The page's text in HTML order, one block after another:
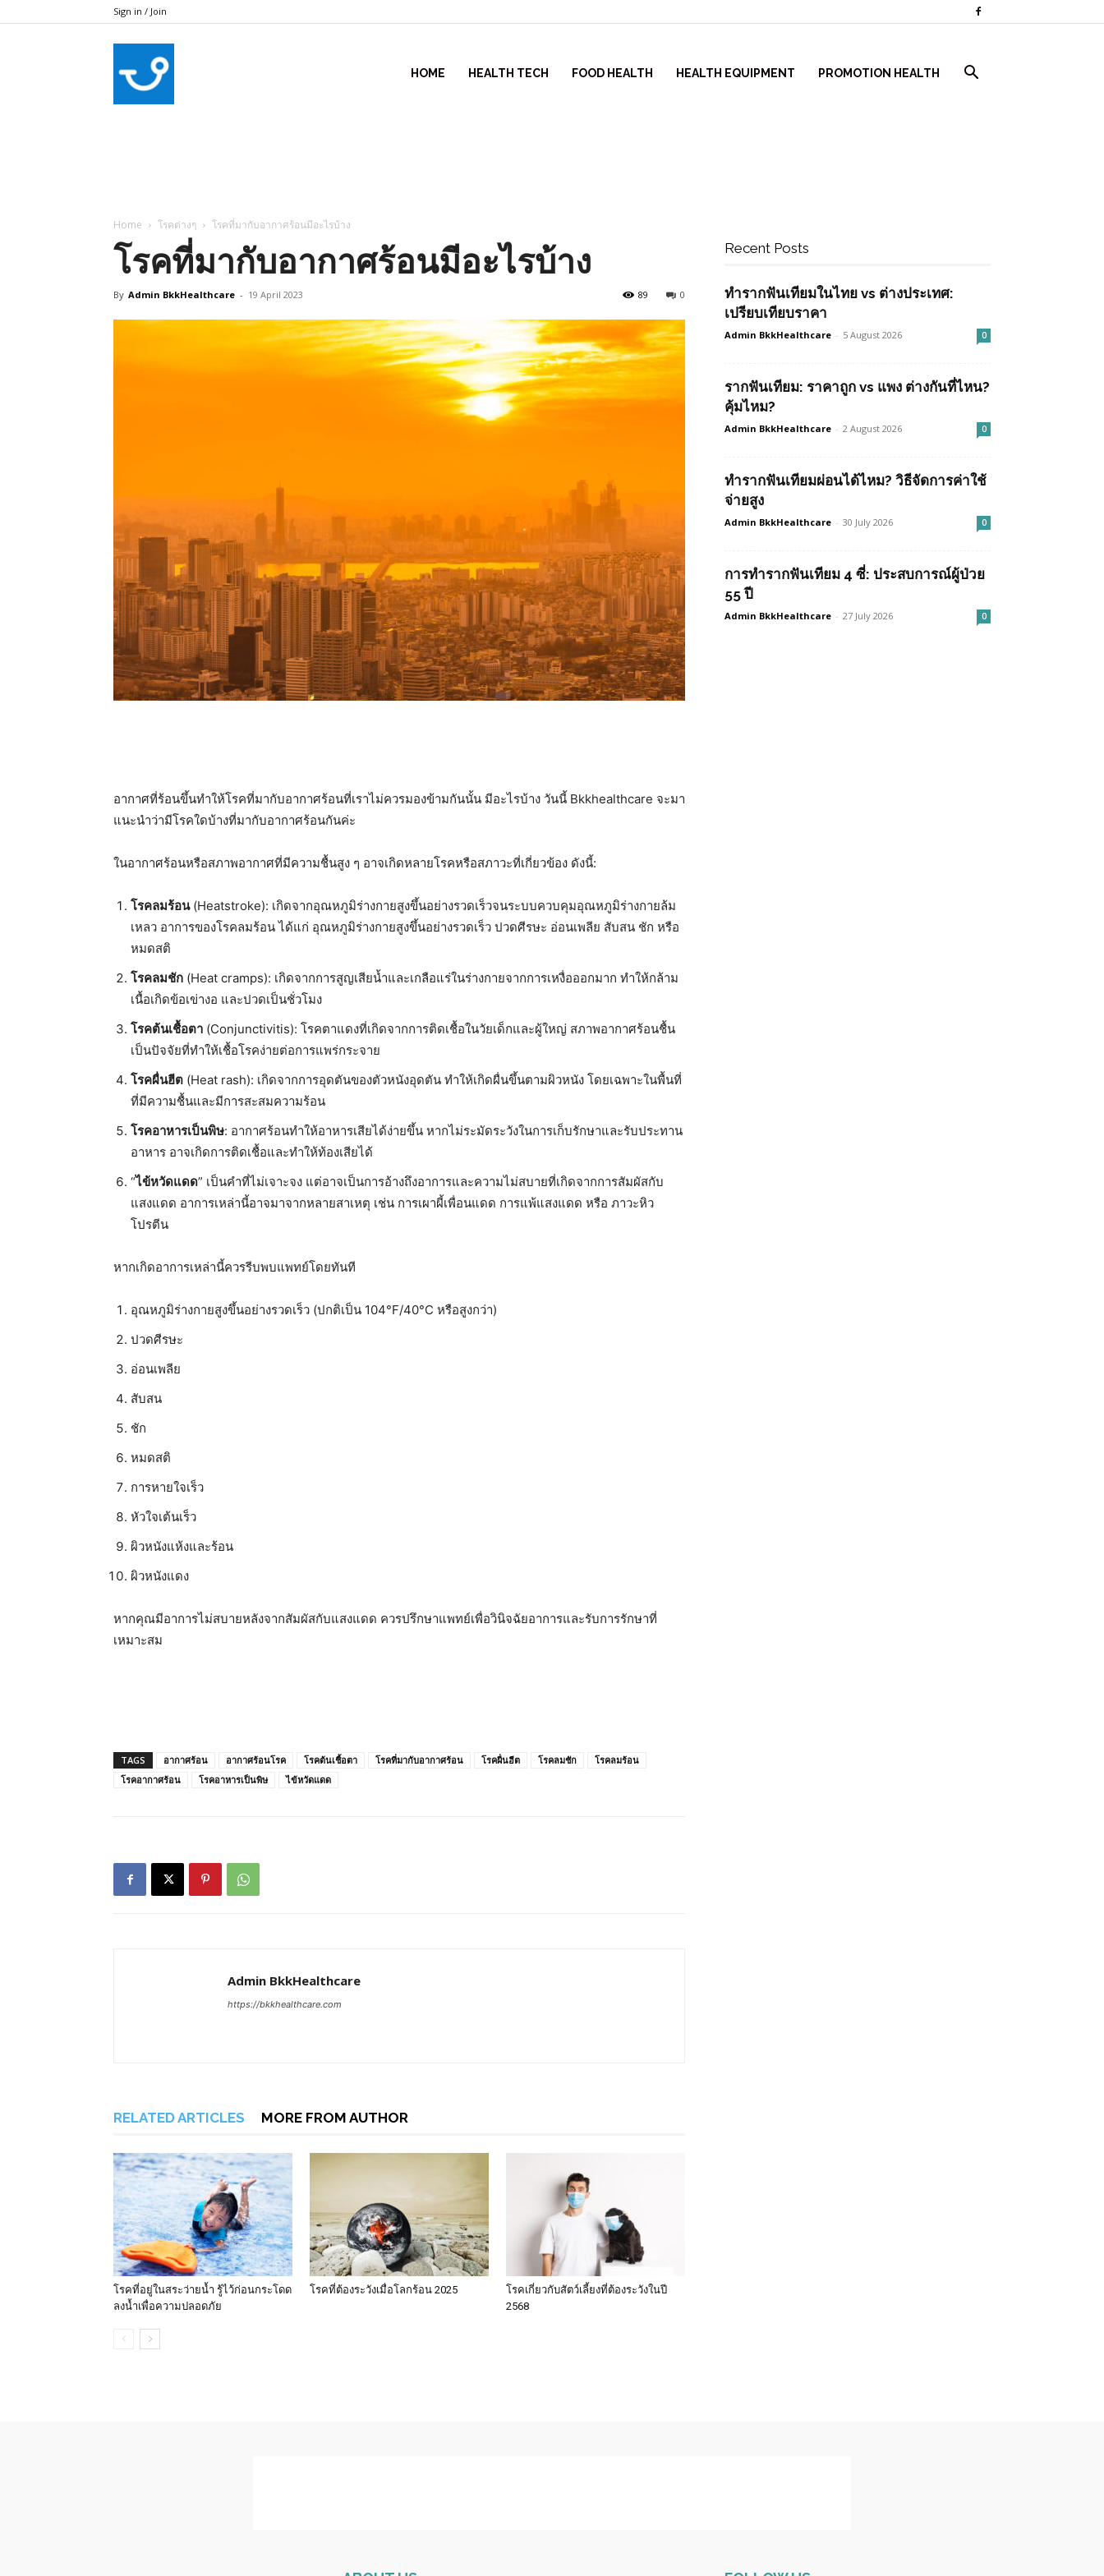
Sign in / Join
HOME HEALTH TECH FOOD HEALTH HEALTH EQUIPMENT PROMOTION HEALTH
Home โรคต่างๆ โรคที่มากับอากาศร้อนมีอะไรบ้าง
โรคที่มากับอากาศร้อนมีอะไรบ้าง
By Admin BkkHealthcare - 19 April 2023 0
89
อากาศที่ร้อนขึ้นทำให้โรคที่มากับอากาศร้อนที่เราไม่ควรมองข้ามกันนั้น มีอะไรบ้าง วันนี้ Bkkhealthcare จะมา
แนะนำว่ามีโรคใดบ้างที่มากับอากาศร้อนกันค่ะ
ในอากาศร้อนหรือสภาพอากาศที่มีความชื้นสูง ๆ อาจเกิดหลายโรคหรือสภาวะที่เกี่ยวข้อง ดังนี้:
โรคลมร้อน(Heatstroke): เกิดจากอุณหภูมิร่างกายสูงขึ้นอย่างรวดเร็วจนระบบควบคุมอุณหภูมิร่างกายล้ม
เหลว อาการของโรคลมร้อน ได้แก่ อุณหภูมิร่างกายสูงขึ้นอย่างรวดเร็ว ปวดศีรษะ อ่อนเพลีย สับสน ชัก หรือ
หมดสติ
โรคลมชัก (Heat cramps): เกิดจากการสูญเสียน้ำและเกลือแร่ในร่างกายจากการเหงื่อออกมาก ทำให้กล้าม
เนื้อเกิดข้อเข่างอ และปวดเป็นชั่วโมง
โรคต้นเชื้อตา (Conjunctivitis): โรคตาแดงที่เกิดจากการติดเชื้อในวัยเด็กและผู้ใหญ่ สภาพอากาศร้อนชื้น
เป็นปัจจัยที่ทำให้เชื้อโรคง่ายต่อการแพร่กระจาย
โรคผื่นฮีต (Heat rash): เกิดจากการอุดตันของตัวหนังอุดตัน ทำให้เกิดผื่นขึ้นตามผิวหนัง โดยเฉพาะในพื้นที่
ที่มีความชื้นและมีการสะสมความร้อน
โรคอาหารเป็นพิษ: อากาศร้อนทำให้อาหารเสียได้ง่ายขึ้น หากไม่ระมัดระวังในการเก็บรักษาและรับประทาน
อาหาร อาจเกิดการติดเชื้อและทำให้ท้องเสียได้
“ไข้หวัดแดด” เป็นคำที่ไม่เจาะจง แต่อาจเป็นการอ้างถึงอาการและความไม่สบายที่เกิดจากการสัมผัสกับ
แสงแดด อาการเหล่านี้อาจมาจากหลายสาเหตุ เช่น การเผาผี้เพื่อนแดด การแพ้แสงแดด หรือ ภาวะหิว
โปรตีน
หากเกิดอาการเหล่านี้ควรรีบพบแพทย์โดยทันที
อุณหภูมิร่างกายสูงขึ้นอย่างรวดเร็ว (ปกติเป็น 104°F/40°C หรือสูงกว่า)
ปวดศีรษะ
อ่อนเพลีย
สับสน
ชัก
หมดสติ
การหายใจเร็ว
หัวใจเต้นเร็ว
ผิวหนังแห้งและร้อน
ผิวหนังแดง
หากคุณมีอาการไม่สบายหลังจากสัมผัสกับแสงแดด ควรปรึกษาแพทย์เพื่อวินิจฉัยอาการและรับการรักษาที่
เหมาะสม
TAGS อากาศร้อน อากาศร้อนโรค โรคต้นเชื้อตา โรคที่มากับอากาศร้อน โรคผื่นฮีต โรคลมชัก
โรคลมร้อน
โรคอากาศร้อน
โรคอาหารเป็นพิษ ไข้หวัดแดด
Admin BkkHealthcare
https://bkkhealthcare.com
RELATED ARTICLES MORE FROM AUTHOR
โรคที่อยู่ในสระว่ายน้ำ รู้ไว้ก่อนกระโดด
ลงน้ำเพื่อความปลอดภัย
โรคที่ต้องระวังเมื่อโลกร้อน 2025
โรคเกี่ยวกับสัตว์เลี้ยงที่ต้องระวังในปี
2568
Recent Posts
ทำรากฟันเทียมในไทย vs ต่างประเทศ:
เปรียบเทียบราคา
Admin BkkHealthcare - 5 August 2026 0
รากฟันเทียม: ราคาถูก vs แพง ต่างกันที่ไหน?
คุ้มไหม?
Admin BkkHealthcare - 2 August 2026 0
ทำรากฟันเทียมผ่อนได้ไหม? วิธีจัดการค่าใช้
จ่ายสูง
Admin BkkHealthcare - 30 July 2026 0
การทำรากฟันเทียม 4 ซี่: ประสบการณ์ผู้ป่วย
55 ปี
Admin BkkHealthcare - 27 July 2026 0